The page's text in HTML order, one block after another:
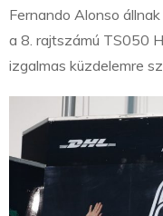
Fernando Alonso
a 8. rajtszámú TS050
izgalmas küzdelemre